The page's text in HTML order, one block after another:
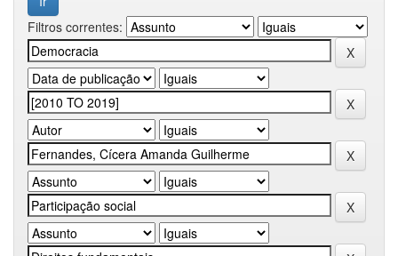
Filtros correntes: